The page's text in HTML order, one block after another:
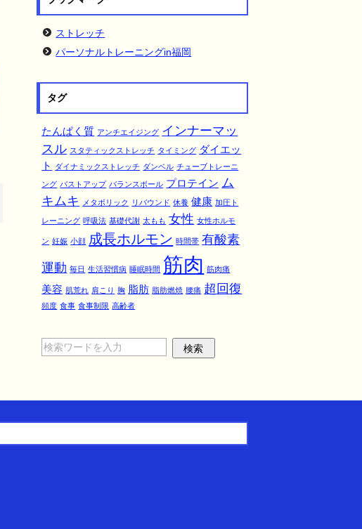
ストレッチ
パーソナルトレーニングin福岡
タグ
たんぱく質 アンチエイジング インナーマッ
スル スタティックストレッチ タイミング ダイエッ
ト
ダイナミックストレッチ ダンベル チューブトレーニ
ング バストアップ バランスボール プロテイン ム
キムキ
メタボリック リバウンド 休養 健康 加圧ト
レーニング 呼吸法 基礎代謝 太もも 女性 女性ホルモ
ン 妊娠 小顔 成長ホルモン 時間帯 有酸素
運動 毎日 生活習慣病 睡眠時間 筋肉 筋肉痛
美容 肌荒れ 肩こり 胸 脂肪 脂肪燃焼 腰痛 超回復
頻度 食事 食事制限 高齢者